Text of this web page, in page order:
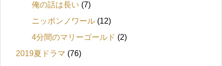
俺の話は長い (7)
ニッポンノワール (12)
4分間のマリーゴールド (2)
2019夏ドラマ (76)